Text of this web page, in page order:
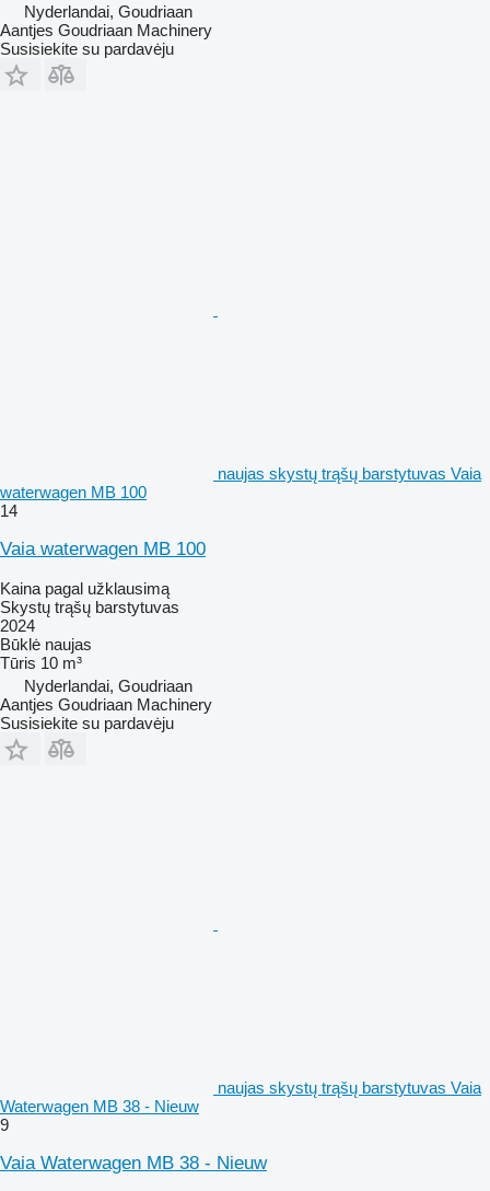
Nyderlandai, Goudriaan
Aantjes Goudriaan Machinery
Susisiekite su pardavėju
naujas skystų trąšų barstytuvas Vaia
waterwagen MB 100
14
Vaia waterwagen MB 100
Kaina pagal užklausimą
Skystų trąšų barstytuvas
2024
Būklė naujas
Tūris 10 m³
Nyderlandai, Goudriaan
Aantjes Goudriaan Machinery
Susisiekite su pardavėju
naujas skystų trąšų barstytuvas Vaia
Waterwagen MB 38 - Nieuw
9
Vaia Waterwagen MB 38 - Nieuw